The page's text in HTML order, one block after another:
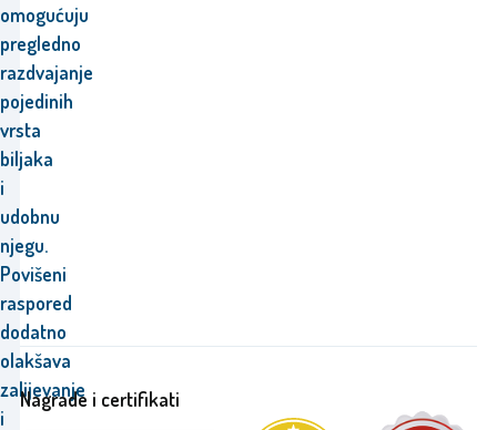
omogućuju
pregledno
razdvajanje
pojedinih
vrsta
biljaka
i
udobnu
njegu.
Povišeni
raspored
dodatno
olakšava
zalijevanje
i
Nagrade i certifikati